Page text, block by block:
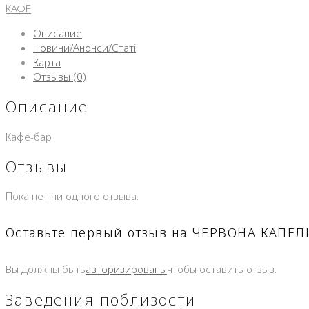
КАФЕ
Описание
Новини/Анонси/Статі
Карта
Отзывы (0)
Описание
Кафе-бар
Отзывы
Пока нет ни одного отзыва.
Оставьте первый отзыв на ЧЕРВОНА
Вы должны бытьавторизированычтобы оставить отзыв.
Заведения поблизости